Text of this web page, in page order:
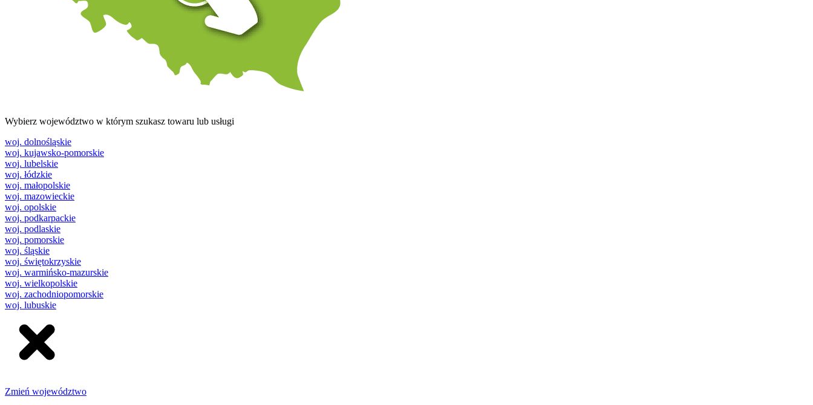
Wybierz województwo w którym szukasz towaru lub usługi
woj. dolnośląskie
woj. kujawsko-pomorskie
woj. lubelskie
woj. łódzkie
woj. małopolskie
woj. mazowieckie
woj. opolskie
woj. podkarpackie
woj. podlaskie
woj. pomorskie
woj. śląskie
woj. świętokrzyskie
woj. warmińsko-mazurskie
woj. wielkopolskie
woj. zachodniopomorskie
woj. lubuskie
Zmień województwo